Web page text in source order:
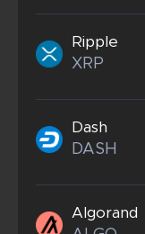
Ripple
XRP
Dash
DASH
Algorand